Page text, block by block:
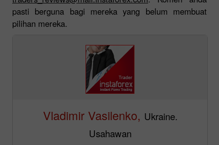
pasti berguna bagi mereka yang belum membuat
pilihan mereka.
Vladimir Vasilenko, Ukraine.
Usahawan